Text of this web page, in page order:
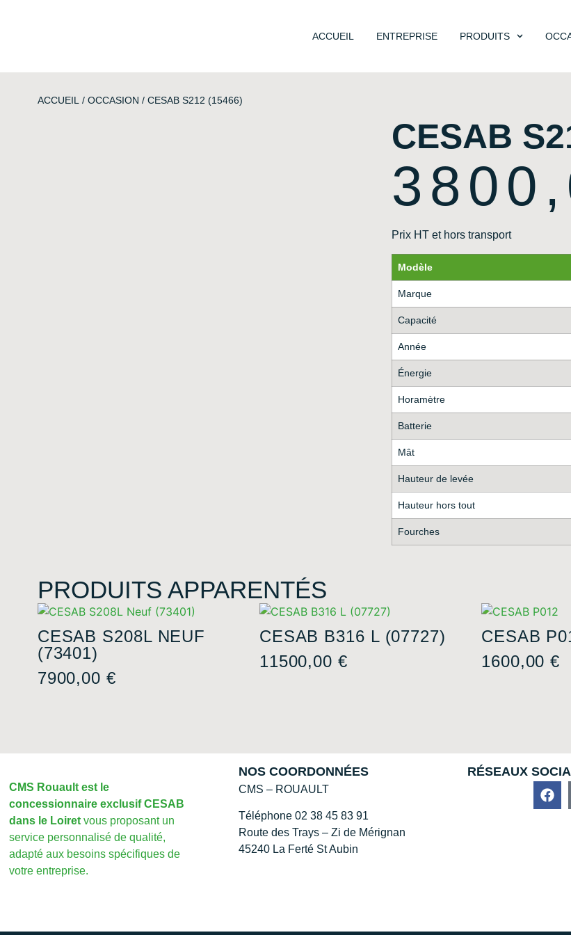
ACCUEIL ENTREPRISE PRODUITS
ACCUEIL / OCCASION / CESAB S212 (15466)
CESAB
Prix HT et hors transport
Modèle
Marque
Capacité
Année
Énergie
Horamètre
Batterie
Mât
Hauteur de levée
Hauteur hors tout
Fourches
PRODUITS APPARENTÉS
CESAB S208L NEUF
(73401)
7900,00 €
CESAB B316 L (07727)
11500,00 €
CESAB
1600,00€
CMS Rouault est le
concessionnaire exclusif CESAB
dans le Loiret vous proposant un
service personnalisé de qualité,
adapté aux besoins spécifiques de
votre entreprise.
NOS COORDONNÉES
CMS – ROUAULT
Téléphone 02 38 45 83 91
Route des Trays – Zi de Mérignan
45240 La Ferté St Aubin
RÉSEAUX